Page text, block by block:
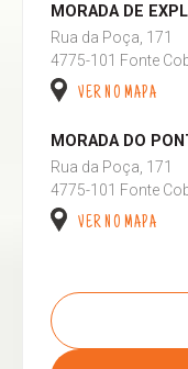
MORADA DE
Rua da Poça, 171
4775-101 Fonte
VER NO MAPA
MORADA DO
Rua da Poça, 171
4775-101 Fonte
VER NO MAPA